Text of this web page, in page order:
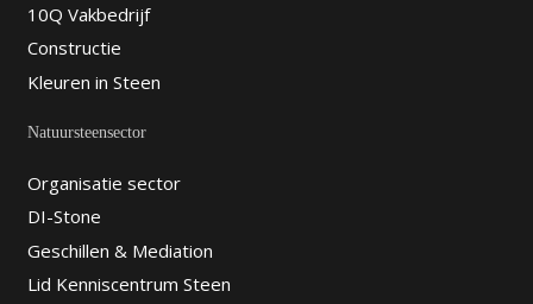
10Q Vakbedrijf
Constructie
Kleuren in Steen
Natuursteensector
Organisatie sector
DI-Stone
Geschillen & Mediation
Lid Kenniscentrum Steen